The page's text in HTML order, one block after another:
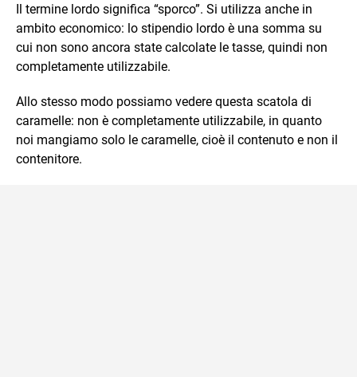
Il termine lordo significa “sporco”. Si utilizza anche in
ambito economico: lo stipendio lordo è una somma su
cui non sono ancora state calcolate le tasse, quindi non
completamente utilizzabile.
Allo stesso modo possiamo vedere questa scatola di
caramelle: non è completamente utilizzabile, in quanto
noi mangiamo solo le caramelle, cioè il contenuto e non il
contenitore.